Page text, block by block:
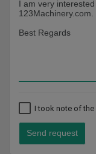
I took note of the
Send request